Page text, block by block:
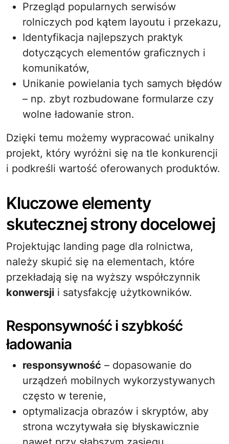
Przegląd popularnych serwisów
rolniczych pod kątem layoutu i przekazu,
Identyfikacja najlepszych praktyk
dotyczących elementów graficznych i
komunikatów,
Unikanie powielania tych samych błędów
– np. zbyt rozbudowane formularze czy
wolne ładowanie stron.
Dzięki temu możemy wypracować unikalny
projekt, który wyróżni się na tle konkurencji
i podkreśli wartość oferowanych produktów.
Kluczowe elementy
skutecznej strony docelowej
Projektując landing page dla rolnictwa,
należy skupić się na elementach, które
przekładają się na wyższy współczynnik
konwersji i satysfakcję użytkowników.
Responsywność i szybkość
ładowania
responsywność – dopasowanie do
urządzeń mobilnych wykorzystywanych
często w terenie,
optymalizacja obrazów i skryptów, aby
strona wczytywała się błyskawicznie